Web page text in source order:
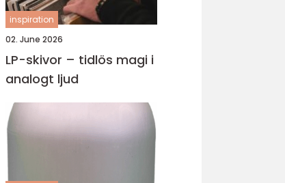
inspiration
02. June 2026
LP-skivor – tidlös magi i
analogt ljud